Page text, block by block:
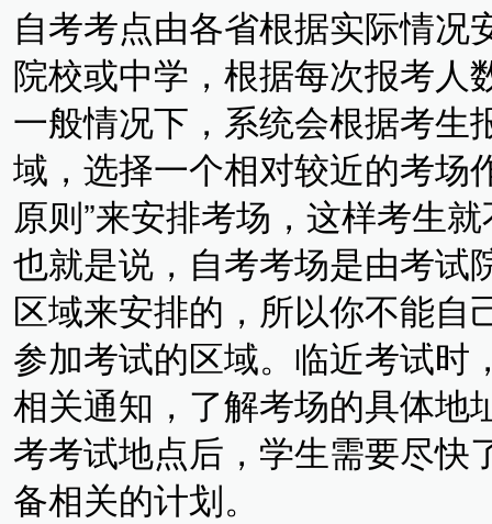
自考考点由各省根据实际情况
院校或中学，根据每次报考人
一般情况下，系统会根据考生
域，选择一个相对较近的考场
原则”来安排考场，这样考生
也就是说，自考考场是由考试
区域来安排的，所以你不能自
参加考试的区域。临近考试时
相关通知，了解考场的具体地
考考试地点后，学生需要尽快
备相关的计划。